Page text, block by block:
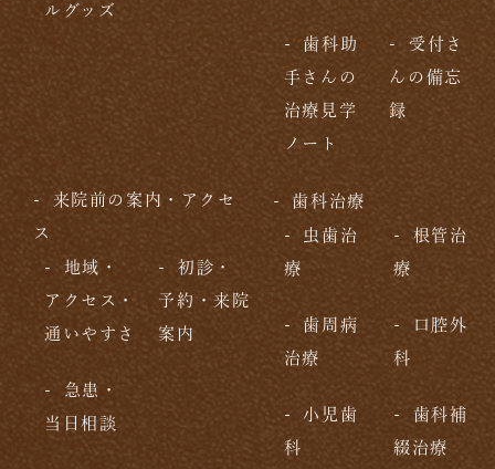
ルグッズ
歯科助
手さんの
治療見学
ノート
受付さ
んの備忘
録
来院前の案内・アクセ
ス
地域・
アクセス・
通いやすさ
初診・
予約・来院
案内
急患・
当日相談
歯科治療
虫歯治
療
根管治
療
歯周病
治療
口腔外
科
小児歯
科
歯科補
綴治療